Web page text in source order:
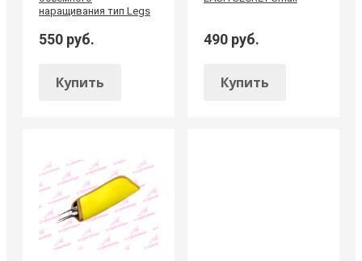
наращивания тип Legs
550 руб.
Купить
490 руб.
Купить